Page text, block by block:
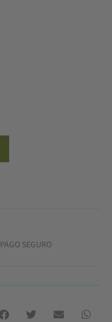
PAGO SEGURO